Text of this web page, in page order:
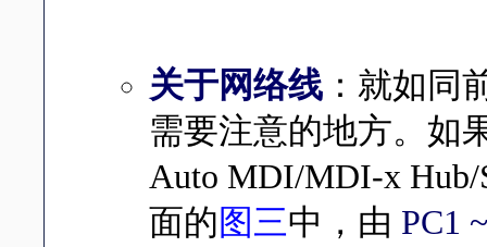
关于网络线 ：就如同
需要注意的地方。如
Auto MDI/MDI-x
面的图三中，由 PC1